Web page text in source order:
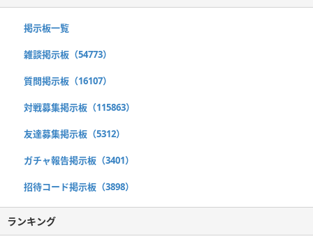
掲示板一覧
雑談掲示板（54773）
質問掲示板（16107）
対戦募集掲示板（115863）
友達募集掲示板（5312）
ガチャ報告掲示板（3401）
招待コード掲示板（3898）
ランキング